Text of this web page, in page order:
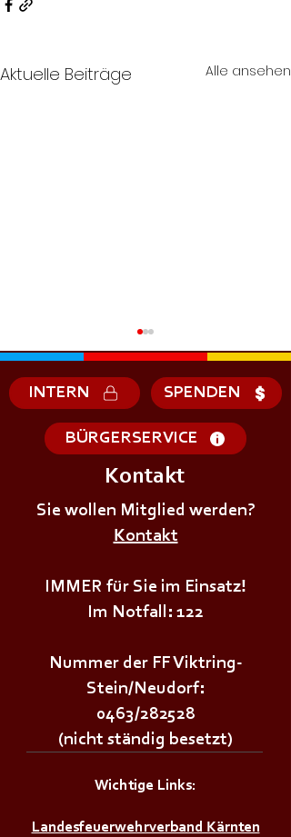
Aktuelle Beiträge Alle ansehen
+++𝗦𝗜𝗥𝗘𝗡𝗘𝗡𝗔𝗟𝗔𝗥𝗠+++
INTERN SPENDEN
BÜRGERSERVICE
Kontakt
Sie wollen Mitglied werden?
Kontakt
IMMER für Sie im Einsatz!
Im Notfall: 122
Nummer der FF Viktring-
Stein/Neudorf:
0463/282528
(nicht ständig besetzt)
Wichtige Links:
Landesfeuerwehrverband Kärnten